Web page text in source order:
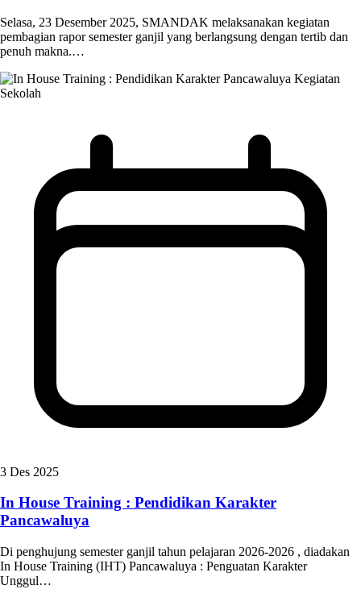
Selasa, 23 Desember 2025, SMANDAK melaksanakan kegiatan
pembagian rapor semester ganjil yang berlangsung dengan tertib dan
penuh makna.…
Kegiatan
Sekolah
3 Des 2025
In House Training : Pendidikan Karakter
Pancawaluya
Di penghujung semester ganjil tahun pelajaran 2026-2026 , diadakan
In House Training (IHT) Pancawaluya : Penguatan Karakter
Unggul…